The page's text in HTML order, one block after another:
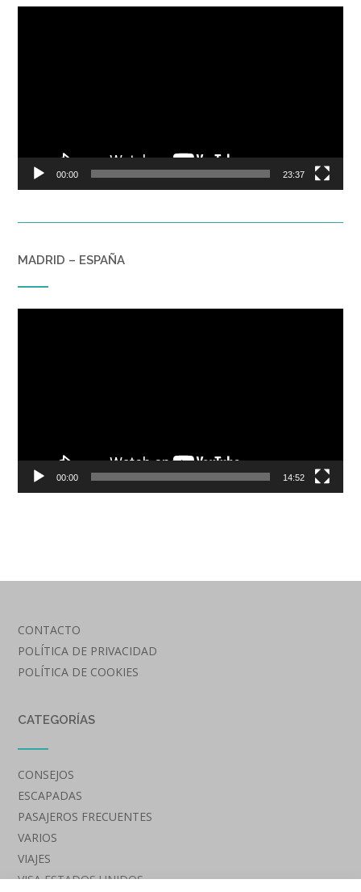
00:00 23:37
MADRID – ESPAÑA
00:00 14:52
CONTACTO
POLÍTICA DE PRIVACIDAD
POLÍTICA DE COOKIES
CATEGORÍAS
CONSEJOS
ESCAPADAS
PASAJEROS FRECUENTES
VARIOS
VIAJES
VISA ESTADOS UNIDOS